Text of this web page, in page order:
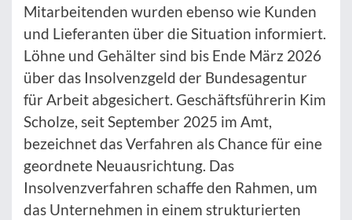
Mitarbeitenden wurden ebenso wie Kunden
und Lieferanten über die Situation informiert.
Löhne und Gehälter sind bis Ende März 2026
über das Insolvenzgeld der Bundesagentur
für Arbeit abgesichert. Geschäftsführerin Kim
Scholze, seit September 2025 im Amt,
bezeichnet das Verfahren als Chance für eine
geordnete Neuausrichtung. Das
Insolvenzverfahren schaffe den Rahmen, um
das Unternehmen in einem strukturierten